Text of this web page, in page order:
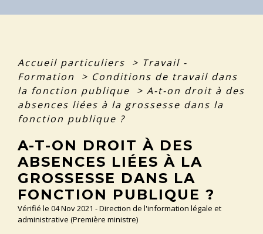
Accueil particuliers > Travail -
Formation
> Conditions de travail dans
la fonction publique
> A-t-on droit à des
absences liées à la grossesse dans la
fonction publique ?
A-T-ON DROIT À DES
ABSENCES LIÉES À LA
GROSSESSE DANS LA
FONCTION PUBLIQUE ?
Vérifié le 04 Nov 2021 - Direction de l'information légale et
administrative (Première ministre)